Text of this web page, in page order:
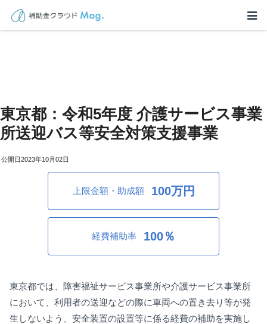
東京都：令和5年度 介護サービス事業
所送迎バス等安全対策支援事業
2023年10月02日
上限金額・助成額 100万円
経費補助率 100％
東京都では、障害福祉サービス事業所や介護サービス事業所
において、利用者の送迎などの際に車両への置き去り等が発
生しないよう、安全装置の設置等に係る経費の補助を実施し